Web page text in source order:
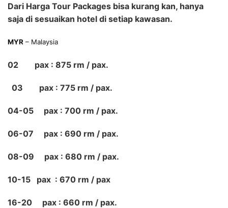
Dari Harga Tour Packages bisa kurang kan, hanya
saja di sesuaikan hotel di setiap kawasan.
MYR – Malaysia
02 pax : 875 rm / pax.
03 pax : 775 rm / pax.
04-05 pax : 700 rm / pax.
06-07 pax : 690 rm / pax.
08-09 pax : 680 rm / pax.
10-15 pax : 670 rm / pax
16-20 pax : 660 rm / pax.